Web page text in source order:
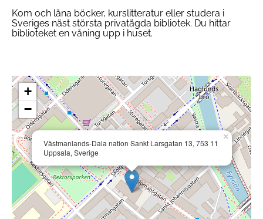
Kom och låna böcker, kurslitteratur eller studera i
Sveriges näst största privatägda bibliotek. Du hittar
biblioteket en våning upp i huset.
Västmanlands-Dala nation Sankt Larsgatan 13, 753 11
Uppsala, Sverige
×
+
−